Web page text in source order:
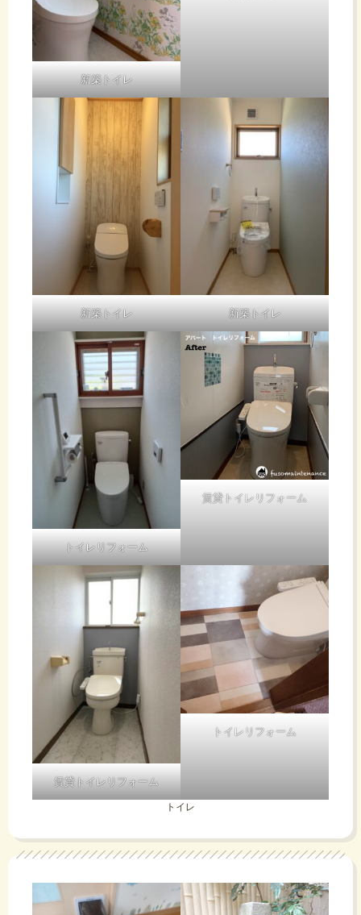
新築トイレ
新築トイレ 新築トイレ
トイレリフォーム
賃貸トイレリフォーム
賃貸トイレリフォーム
トイレリフォーム
トイレ